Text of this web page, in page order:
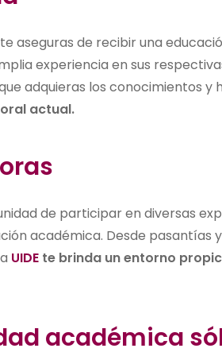
aseguras de recibir una
experiencia en sus
adquieras los conocimientos y
actual.
de participar en diversas
académica. Desde pasantías
UIDE te brinda un entorno
académica